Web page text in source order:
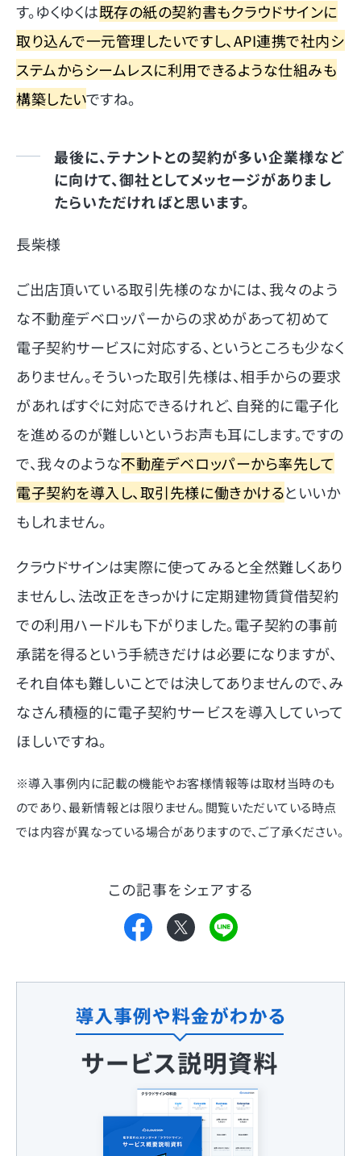
す。ゆくゆくは既存の紙の契約書もクラウドサインに
取り込んで一元管理したいですし、API連携で社内シ
ステムからシームレスに利用できるような仕組みも
構築したいですね。
最後に、テナントとの契約が多い企業様など
に向けて、御社としてメッセージがありまし
たらいただければと思います。
長柴様
ご出店頂いている取引先様のなかには、我々のよう
な不動産デベロッパーからの求めがあって初めて
電子契約サービスに対応する、というところも少なく
ありません。そういった取引先様は、相手からの要求
があればすぐに対応できるけれど、自発的に電子化
を進めるのが難しいというお声も耳にします。ですの
で、我々のような不動産デベロッパーから率先して
電子契約を導入し、取引先様に働きかけるといいか
もしれません。
クラウドサインは実際に使ってみると全然難しくあり
ませんし、法改正をきっかけに定期建物賃貸借契約
での利用ハードルも下がりました。電子契約の事前
承諾を得るという手続きだけは必要になりますが、
それ自体も難しいことでは決してありませんので、み
なさん積極的に電子契約サービスを導入していって
ほしいですね。
※導入事例内に記載の機能やお客様情報等は取材当時のも
のであり、最新情報とは限りません。閲覧いただいている時点
では内容が異なっている場合がありますので、ご了承ください。
この記事をシェアする